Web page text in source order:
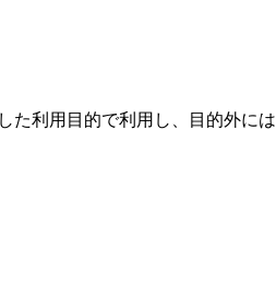
た利用目的で利用し、目的外には